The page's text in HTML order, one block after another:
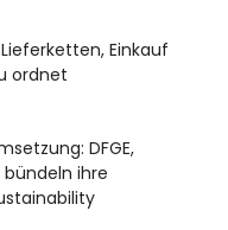
Einkauf
ordnet
DFGE,
ihre